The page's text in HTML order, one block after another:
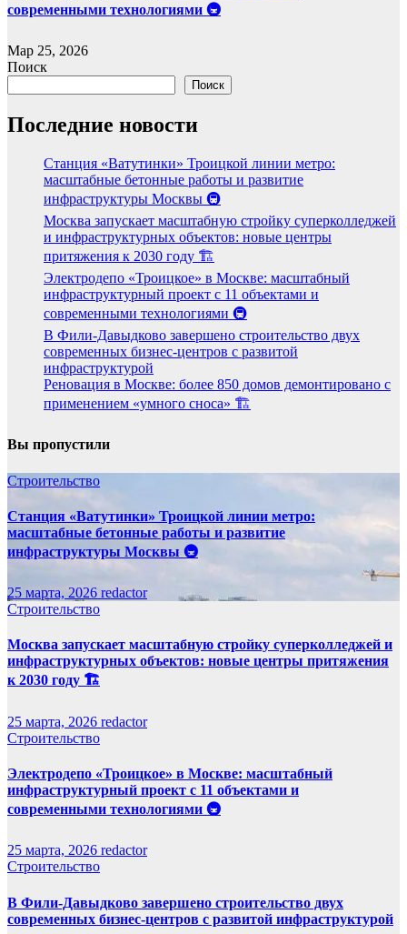
современными технологиями 🚇
Мар 25, 2026
Поиск
Поиск
Последние новости
Станция «Ватутинки» Троицкой линии метро:
масштабные бетонные работы и развитие
инфраструктуры Москвы 🚇
Москва запускает масштабную стройку суперколледжей
и инфраструктурных объектов: новые центры
притяжения к 2030 году 🏗️
Электродепо «Троицкое» в Москве: масштабный
инфраструктурный проект с 11 объектами и
современными технологиями 🚇
В Фили-Давыдково завершено строительство двух
современных бизнес-центров с развитой
инфраструктурой
Реновация в Москве: более 850 домов демонтировано с
применением «умного сноса» 🏗️
Вы пропустили
Строительство
Станция «Ватутинки» Троицкой линии метро:
масштабные бетонные работы и развитие
инфраструктуры Москвы 🚇
25 марта, 2026 redactor
Строительство
Москва запускает масштабную стройку суперколледжей и
инфраструктурных объектов: новые центры притяжения
к 2030 году 🏗️
25 марта, 2026 redactor
Строительство
Электродепо «Троицкое» в Москве: масштабный
инфраструктурный проект с 11 объектами и
современными технологиями 🚇
25 марта, 2026 redactor
Строительство
В Фили-Давыдково завершено строительство двух
современных бизнес-центров с развитой инфраструктурой